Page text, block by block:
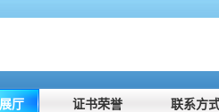
厅 证书荣誉 联系方